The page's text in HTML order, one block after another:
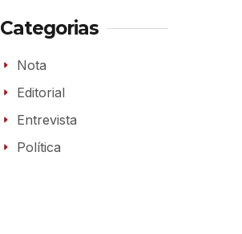
Categorias
Nota
Editorial
Entrevista
Política